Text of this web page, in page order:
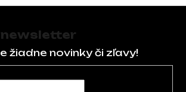
žiadne novinky či zľavy!